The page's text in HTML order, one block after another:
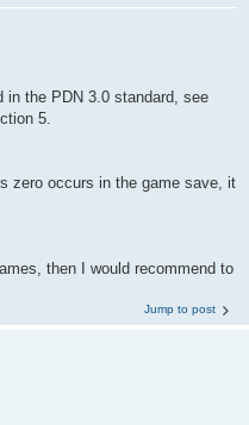
in the PDN 3.0 standard, see
5.
zero occurs in the game save, it
then I would recommend to
Jump to post